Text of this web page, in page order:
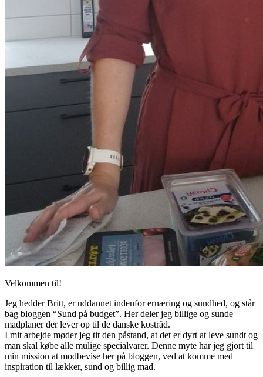
Velkommen til!
Jeg hedder Britt, er uddannet indenfor ernæring og sundhed, og står
bag bloggen “Sund på budget”. Her deler jeg billige og sunde
madplaner der lever op til de danske kostråd.
I mit arbejde møder jeg tit den påstand, at det er dyrt at leve sundt og
man skal købe alle mulige specialvarer. Denne myte har jeg gjort til
min mission at modbevise her på bloggen, ved at komme med
inspiration til lækker, sund og billig mad.